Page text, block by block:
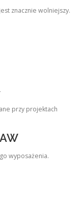
znacznie wolniejszy.
przy projektach
wyposażenia.